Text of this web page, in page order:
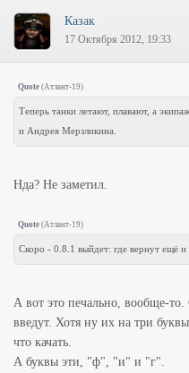
Казак
17 Октября 2012, 19:33
Quote (Атлант-19)
Теперь танки летают, плавают, а
и Андрея Мерзликина.
Нда? Не заметил.
Quote (Атлант-19)
Скоро - 0.8.1 выйдет: где вернут ещё и
А вот это печально, вообще-
введут. Хотя ну их на три
что качать.
А буквы эти, "ф", "и" и "г".